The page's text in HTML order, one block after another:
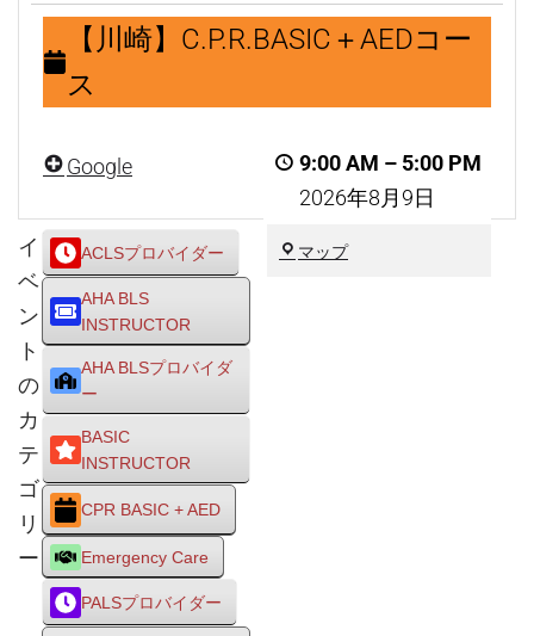
崎】
C.P.R.BASIC
AED
ー
ス
【川崎】C.P.R.BASIC＋AEDコー
ス
9:00 AM – 5:00 PM
2026年8月9日
マップ川
Google
イ
ベ
ン
ト
の
カ
テ
ゴ
リ
ー
ACLSプロバイダー
AHA BLS
INSTRUCTOR
AHA BLSプロバイダ
ー
BASIC
INSTRUCTOR
CPR BASIC + AED
Emergency Care
PALSプロバイダー